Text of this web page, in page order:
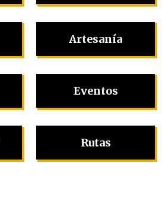
Artesanía
Eventos
Rutas